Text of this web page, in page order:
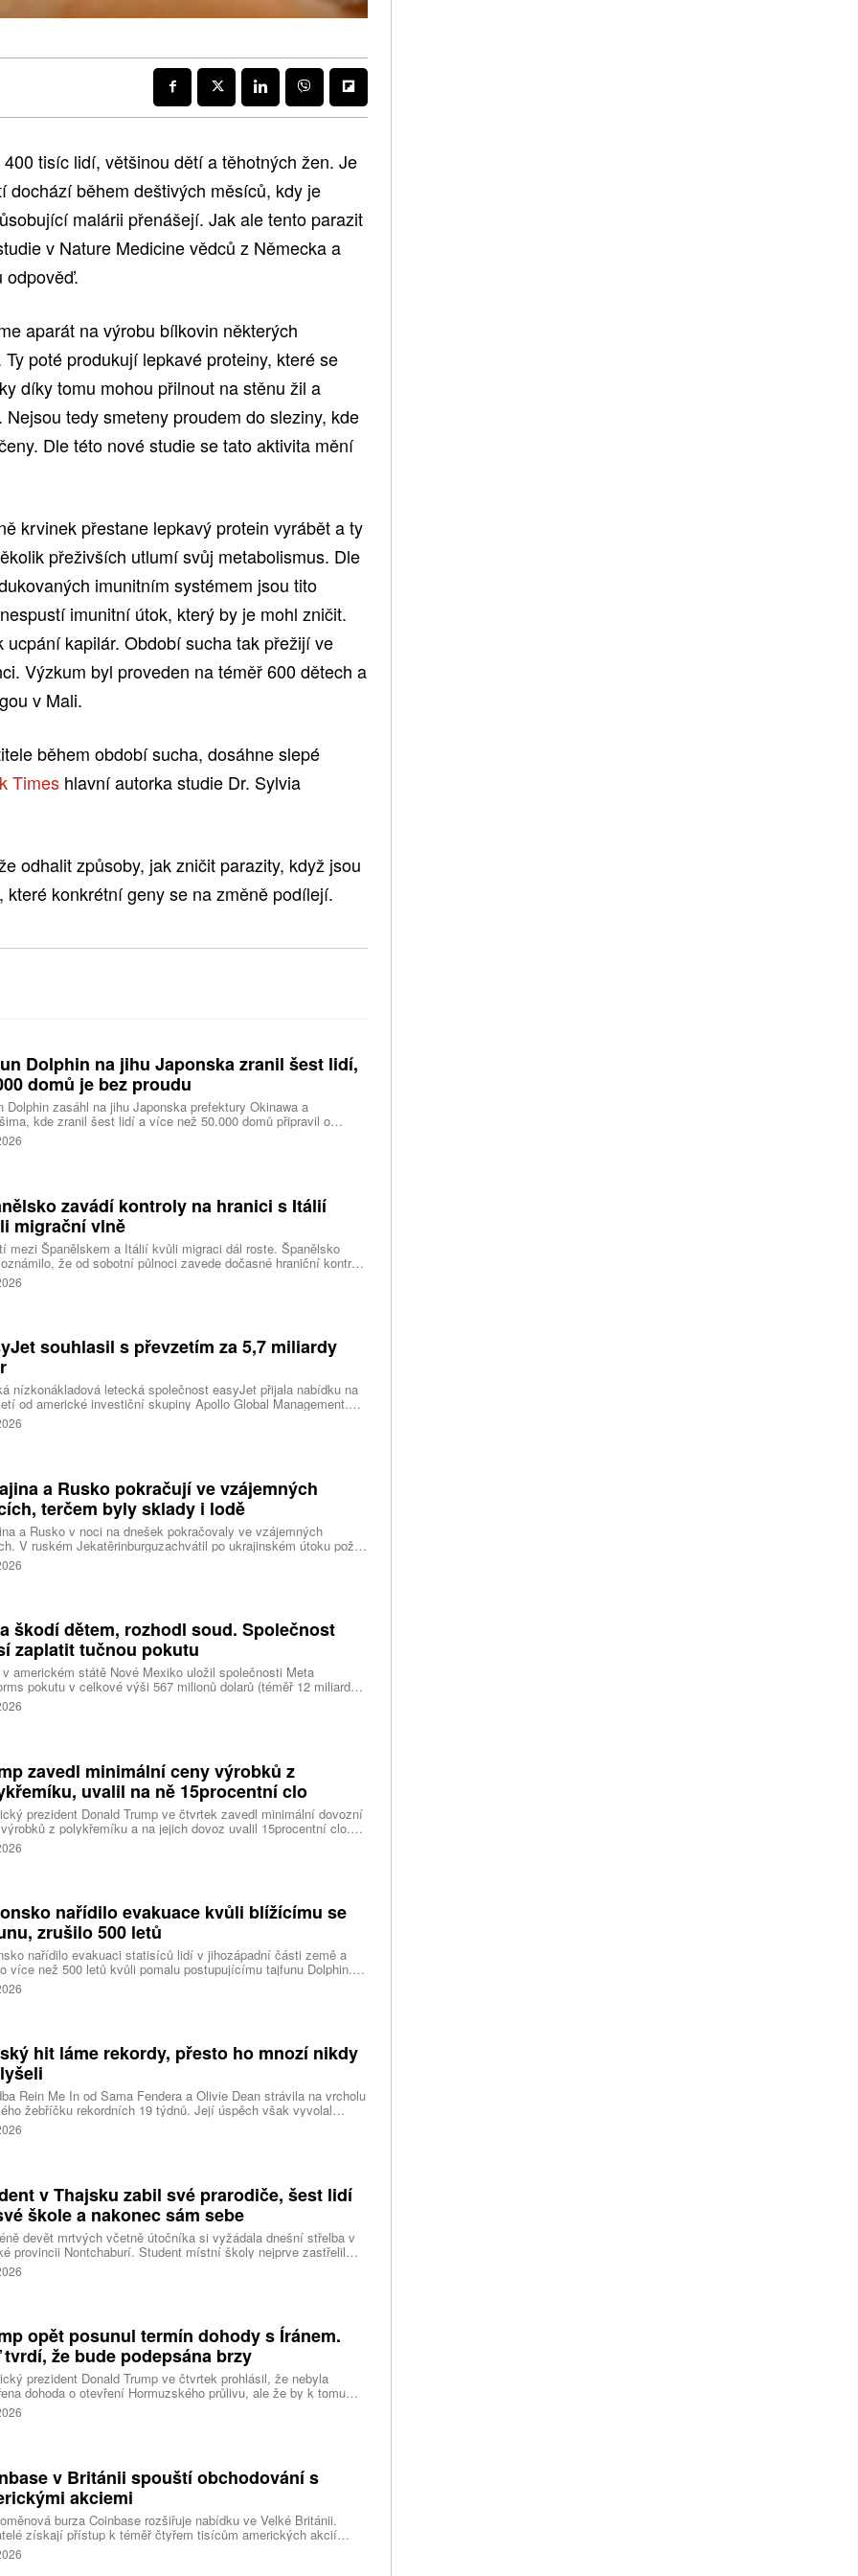
tisíc lidí, většinou dětí a těhotných žen. Je
dochází během deštivých měsíců, kdy je
malárii přenášejí. Jak ale tento parazit
v Nature Medicine vědců z Německa a
odpověď.
aparát na výrobu bílkovin některých
poté produkují lepkavé proteiny, které se
díky tomu mohou přilnout na stěnu žil a
tedy smeteny proudem do sleziny, kde
Dle této nové studie se tato aktivita mění
krvinek přestane lepkavý protein vyrábět a ty
přeživších utlumí svůj metabolismus. Dle
imunitním systémem jsou tito
imunitní útok, který by je mohl zničit.
kapilár. Období sucha tak přežijí ve
Výzkum byl proveden na téměř 600 dětech a
v Mali.
během období sucha, dosáhne slepé
Times hlavní autorka studie Dr. Sylvia
odhalit způsoby, jak zničit parazity, když jsou
konkrétní geny se na změně podílejí.
Dolphin na jihu Japonska zranil šest lidí,
domů je bez proudu
Dolphin zasáhl na jihu Japonska prefektury Okinawa a
kde zranil šest lidí a více než 50.000 domů připravil o
elektřiny. Na příchod tajfunu se kvůli riziku záplav a sesuvů
důsledku předpovídaných prudkých srážek připravují také na
zavádí kontroly na hranici s Itálií
migrační vlně
mezi Španělskem a Itálií kvůli migraci dál roste. Španělsko
že od sobotní půlnoci zavede dočasné hraniční kontroly
z Itálie. Opatření má platit do 7. září a je přímou reakcí na
Říma obnovit kontroly u osob přijíždějících ze Španělska po
souhlasil s převzetím za 5,7 miliardy
nízkonákladová letecká společnost easyJet přijala nabídku na
od americké investiční skupiny Apollo Global Management.
oceňuje aerolinku na 5,7 miliardy liber, tedy přibližně 162
korun.
a Rusko pokračují ve vzájemných
terčem byly sklady i lodě
a Rusko v noci na dnešek pokračovaly ve vzájemných
V ruském Jekatěrinburguzachvátil po ukrajinském útoku požár
centrum ruského internetového prodejce Wildberries.
o tom informovala bez podrobností na síti Telegram.
škodí dětem, rozhodl soud. Společnost
zaplatit tučnou pokutu
americkém státě Nové Mexiko uložil společnosti Meta
pokutu v celkové výši 567 milionů dolarů (téměř 12 miliard
za újmu, kterou její platformy Facebook a Instagram působí
lidem. Firma musí změnit způsob ověřování věku.
zavedl minimální ceny výrobků z
uvalil na ně 15procentní clo
prezident Donald Trump ve čtvrtek zavedl minimální dovozní
z polykřemíku a na jejich dovoz uvalil 15procentní clo.
se používá při výrobě polovodičů a je hlavní složkou
panelů, jeho největším světovým producentem je Čína.
Reuters.nařídilo evakuace kvůli blížícímu se
zrušilo 500 letů
nařídilo evakuaci statisíců lidí v jihozápadní části země a
více než 500 letů kvůli pomalu postupujícímu tajfunu Dolphin.
meteorologů přinese tajfun do oblasti silný vítr, prudký déšť a
vlny, píše agentura Reuters. Dolphin je tajfunem první, tedy
meteorologická agentura (JMA).
hit láme rekordy, přesto ho mnozí nikdy
Rein Me In od Sama Fendera a Olivie Dean strávila na vrcholu
žebříčku rekordních 19 týdnů. Její úspěch však vyvolal
reakci. Řada lidí tvrdí, že píseň nikdy neslyšela. Hudební
totiž rozdělil do menších skupin, které poslouchají úplně jiné
v Thajsku zabil své prarodiče, šest lidí
škole a nakonec sám sebe
devět mrtvých včetně útočníka si vyžádala dnešní střelba v
provincii Nontchaburí. Student místní školy nejprve zastřelil
svého dědečka oba prarodiče a pak se vydal do školy, kde zabil
a tři žáky, dalších 15 lidí zranil a nakonec spáchal
opět posunul termín dohody s Íránem.
tvrdí, že bude podepsána brzy
prezident Donald Trump ve čtvrtek prohlásil, že nebyla
dohoda o otevření Hormuzského průlivu, ale že by k tomu
dojít brzy. Írán je mezitím nadosah dohody o tranzitu v úžině
která může pro Trumpa představovat problém.
v Británii spouští obchodování s
akciemi
burza Coinbase rozšiřuje nabídku ve Velké Británii.
získají přístup k téměř čtyřem tisícům amerických akcií
v aplikaci, ve které spravují kryptoměny a běžné peníze.